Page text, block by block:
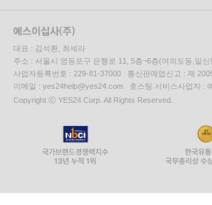
대표 : 김석환, 최세라
주소 : 서울시 영등포구 은행로 11, 5층~6층(여의도동,일신
사업자등록번호 : 229-81-37000 통신판매업신고 : 제
이메일 : yes24help@yes24.com 호스팅 서비스사업자 :
Copyright ⓒ YES24 Corp. All Rights Reserved.